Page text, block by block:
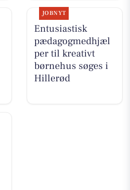
JOBNYT
Entusiastisk
pædagogmedhjæl
per til kreativt
børnehus søges i
Hillerød